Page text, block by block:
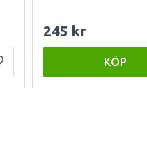
245 kr
KÖP